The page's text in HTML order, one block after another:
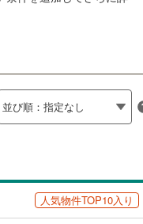
人気物件TOP10入り
島 山口
知
(0)
線(0)
線(0
（0 ）
見る